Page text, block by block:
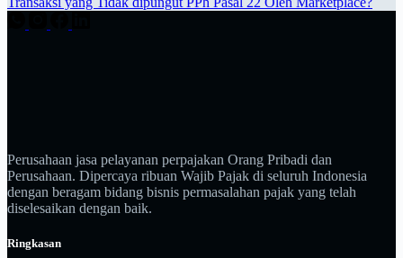
Perusahaan jasa pelayanan perpajakan Orang Pribadi dan
Perusahaan. Dipercaya ribuan Wajib Pajak di seluruh Indonesia
dengan beragam bidang bisnis permasalahan pajak yang telah
diselesaikan dengan baik.
Ringkasan